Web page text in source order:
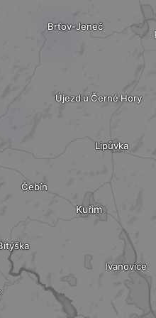
Brťov-Jeneč
Čebín
Kuřim
Újezd u Černé Hory
Lipůvka
Ivanovice